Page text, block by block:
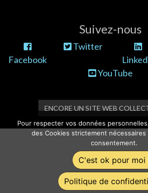
Suivez-nous
Facebook
Twitter
YouTube
ENCORE UN SITE WEB
Pour respecter vos données
des Cookies strictement
consentement.
C'est ok pour moi
Politique de